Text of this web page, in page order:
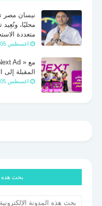
نيسان مصر
محليًا،
متعددة
اغسطس 05, 2026
المقبلة
اغسطس 05, 2026
بحث هذه